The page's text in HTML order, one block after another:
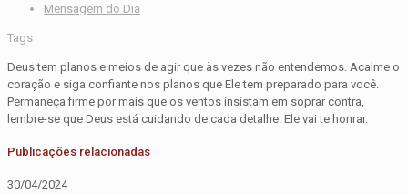
Mensagem do Dia
Tags
Deus tem planos e meios de agir que às vezes não entendemos. Acalme o
coração e siga confiante nos planos que Ele tem preparado para você.
Permaneça firme por mais que os ventos insistam em soprar contra,
lembre-se que Deus está cuidando de cada detalhe. Ele vai te honrar.
Publicações relacionadas
30/04/2024